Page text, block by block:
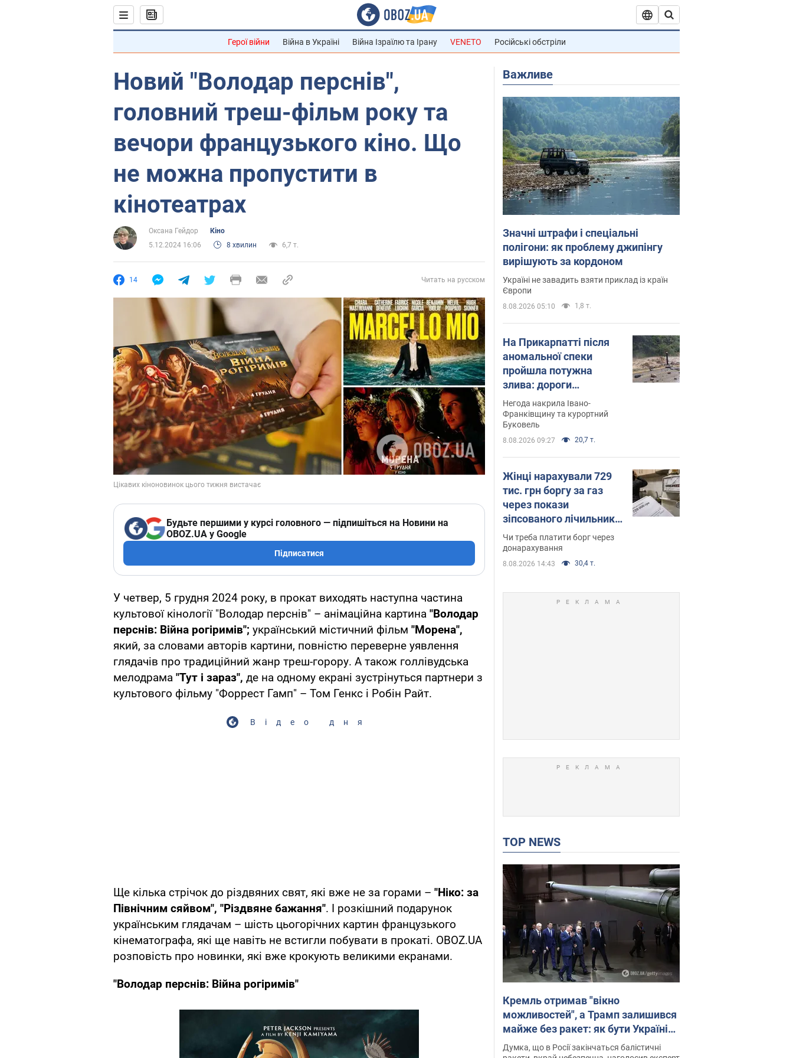
Герої війни Війна в Україні Війна Ізраїлю та Ірану VENETO Російські обстріли
Новий "Володар перснів",
головний треш-фільм року та
вечори французького кіно. Що
не можна пропустити в
кінотеатрах
Оксана Гейдор
Кіно
5.12.2024 16:06
8 хвилин 6,7 т.
14 Читать на русском
Будьте першими у курсі головного — підпишіться на Новини на
OBOZ.UA у Google
Підписатися
У четвер, 5 грудня 2024 року, в прокат виходять наступна частина
культової кінології "Володар перснів" – анімаційна картина "Володар
перснів: Війна рогіримів"; український містичний фільм "Морена",
який, за словами авторів картини, повністю переверне уявлення
глядачів про традиційний жанр треш-горору. А також голлівудська
мелодрама "Тут і зараз", де на одному екрані зустрінуться партнери з
культового фільму "Форрест Гамп" – Том Генкс і Робін Райт.
Відео дня
Ще кілька стрічок до різдвяних свят, які вже не за горами – "Ніко: за
Північним сяйвом", "Різдвяне бажання". І розкішний подарунок
українським глядачам – шість цьогорічних картин французького
кінематографа, які ще навіть не встигли побувати в прокаті. OBOZ.UA
розповість про новинки, які вже крокують великими екранами.
"Володар перснів: Війна рогіримів"
Важливе
Значні штрафи і спеціальні
полігони: як проблему джипінгу
вирішують за кордоном
Україні не завадить взяти приклад із країн
Європи
8.08.2026 05:10 1,8 т.
На Прикарпатті після
аномальної спеки
пройшла потужна
злива: дороги
перетворились на
річки. Відео
Негода накрила Івано-
Франківщину та курортний
Буковель
8.08.2026 09:27 20,7 т.
Жінці нарахували 729
тис. грн боргу за газ
через покази
зіпсованого лічильника:
суддя ухвалив
неочікуване рішення
Чи треба платити борг через
донарахування
8.08.2026 14:43 30,4 т.
TOP NEWS
Кремль отримав "вікно
можливостей", а Трамп залишився
майже без ракет: як бути Україні?
Інтерв’ю з Мельником
Думка, що в Росії закінчаться балістичні